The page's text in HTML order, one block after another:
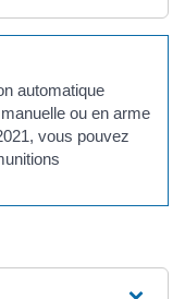
automatique
ou en arme
vous pouvez